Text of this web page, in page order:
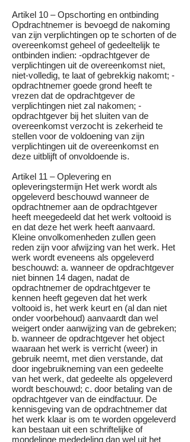
Artikel 10 – Opschorting en ontbinding
Opdrachtnemer is bevoegd de nakoming
van zijn verplichtingen op te schorten of de
overeenkomst geheel of gedeeltelijk te
ontbinden indien: -opdrachtgever de
verplichtingen uit de overeenkomst niet,
niet-volledig, te laat of gebrekkig nakomt; -
opdrachtnemer goede grond heeft te
vrezen dat de opdrachtgever de
verplichtingen niet zal nakomen; -
opdrachtgever bij het sluiten van de
overeenkomst verzocht is zekerheid te
stellen voor de voldoening van zijn
verplichtingen uit de overeenkomst en
deze uitblijft of onvoldoende is.
Artikel 11 – Oplevering en
opleveringstermijn Het werk wordt als
opgeleverd beschouwd wanneer de
opdrachtnemer aan de opdrachtgever
heeft meegedeeld dat het werk voltooid is
en dat deze het werk heeft aanvaard.
Kleine onvolkomenheden zullen geen
reden zijn voor afwijzing van het werk. Het
werk wordt eveneens als opgeleverd
beschouwd: a. wanneer de opdrachtgever
niet binnen 14 dagen, nadat de
opdrachtnemer de opdrachtgever te
kennen heeft gegeven dat het werk
voltooid is, het werk keurt en (al dan niet
onder voorbehoud) aanvaardt dan wel
weigert onder aanwijzing van de gebreken;
b. wanneer de opdrachtgever het object
waaraan het werk is verricht (weer) in
gebruik neemt, met dien verstande, dat
door ingebruikneming van een gedeelte
van het werk, dat gedeelte als opgeleverd
wordt beschouwd; c. door betaling van de
opdrachtgever van de eindfactuur. De
kennisgeving van de opdrachtnemer dat
het werk klaar is om te worden opgeleverd
kan bestaan uit een schriftelijke of
mondelinge mededeling dan wel uit het